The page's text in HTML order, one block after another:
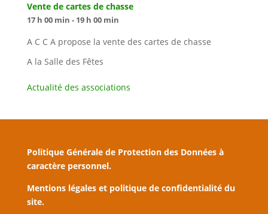
Vente de cartes de chasse
17 h 00 min - 19 h 00 min
A C C A propose la vente des cartes de chasse
A la Salle des Fêtes
Actualité des associations
Politique Générale de Protection des Données à
caractère personnel.
Mentions légales et politique de confidentialité du
site.